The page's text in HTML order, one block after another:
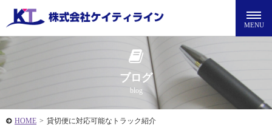
ブログ
blog
HOME > 貸切便に対応可能なトラック紹介